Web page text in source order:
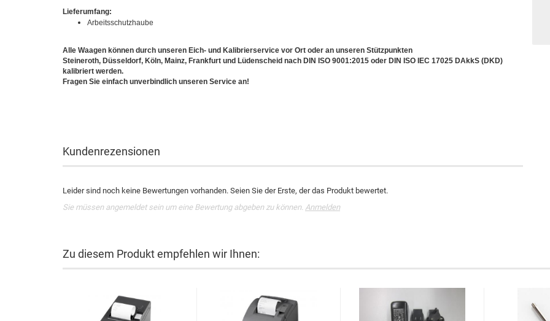
Lieferumfang:
Arbeitsschutzhaube
Alle Waagen können durch unseren Eich- und Kalibrierservice vor Ort oder an unseren Stützpunkten
Steineroth, Düsseldorf, Köln, Mainz, Frankfurt und Lüdenscheid nach DIN ISO 9001:2015 oder DIN ISO IEC 17025 DAkkS (DKD)
kalibriert werden.
Fragen Sie einfach unverbindlich unseren Service an!
Kundenrezensionen
Leider sind noch keine Bewertungen vorhanden. Seien Sie der Erste, der das Produkt bewertet.
Sie müssen angemeldet sein um eine Bewertung abgeben zu können. Anmelden
Zu diesem Produkt empfehlen wir Ihnen: